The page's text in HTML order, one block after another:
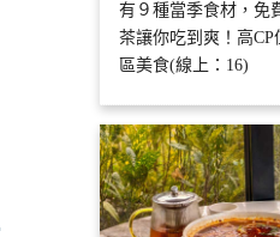
有９種當季食材，免
茶讓你吃到爽！高
區美食(線上：16)